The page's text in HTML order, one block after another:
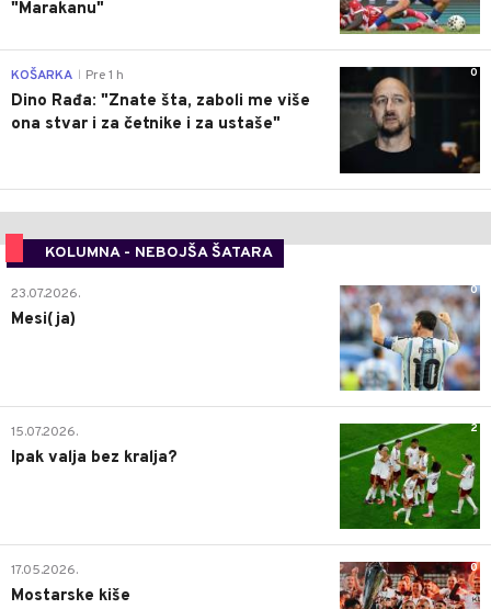
"Marakanu"
0
KOŠARKA Pre 1 h
Dino Rađa: "Znate šta, zaboli me više
ona stvar i za četnike i za ustaše"
KOLUMNA - NEBOJŠA ŠATARA
0
23.07.2026.
Mesi(ja)
2
15.07.2026.
Ipak valja bez kralja?
0
17.05.2026.
Mostarske kiše